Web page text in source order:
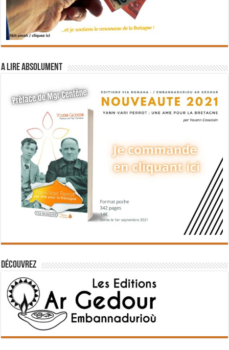
A lire absolument
Découvrez